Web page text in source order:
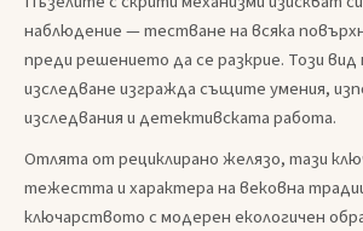
наблюдение — тестване на всяка
преди решението да се разкрие. Този
изследване изгражда същите умения,
изследвания и детективската работа.
Отлята от рециклирано желязо, тази
тежестта и характера на вековна
ключарството с модерен екологичен